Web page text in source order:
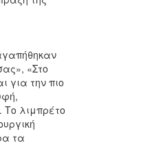
«Στο
για την πιο
Το λιμπρέτο
τα